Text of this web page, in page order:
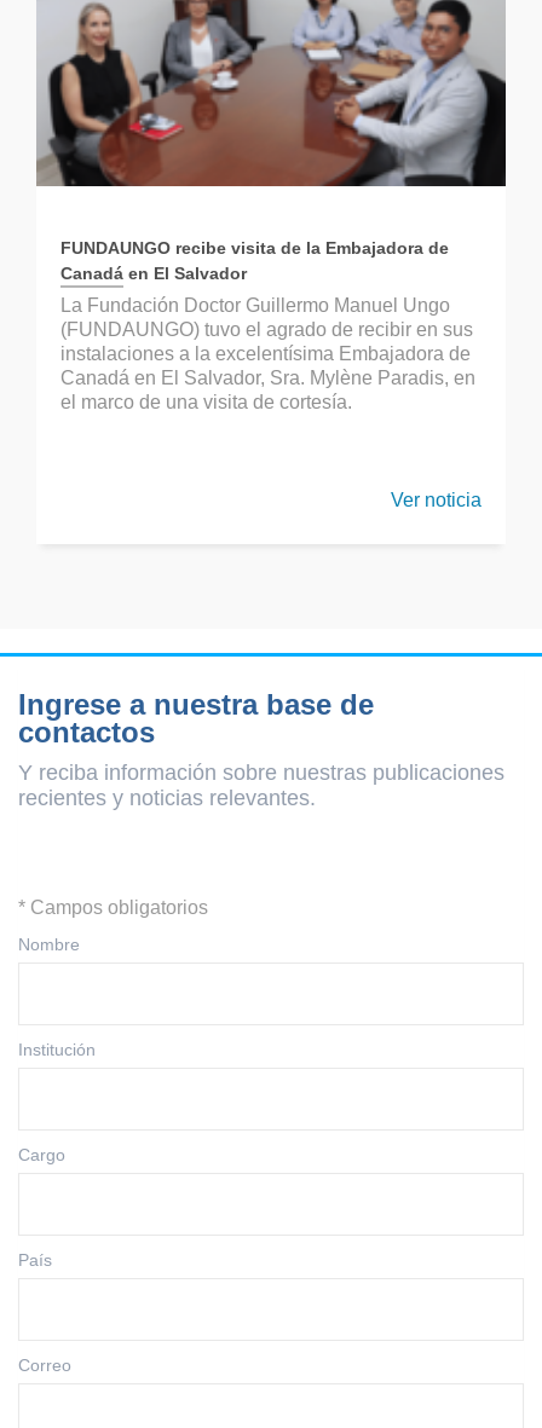
FUNDAUNGO recibe visita de la Embajadora de
Canadá en El Salvador
La Fundación Doctor Guillermo Manuel Ungo
(FUNDAUNGO) tuvo el agrado de recibir en sus
instalaciones a la excelentísima Embajadora de
Canadá en El Salvador, Sra. Mylène Paradis, en
el marco de una visita de cortesía.
Ver noticia
Ingrese a nuestra base de
contactos
Y reciba información sobre nuestras publicaciones
recientes y noticias relevantes.
* Campos obligatorios
Nombre
Institución
Cargo
País
Correo